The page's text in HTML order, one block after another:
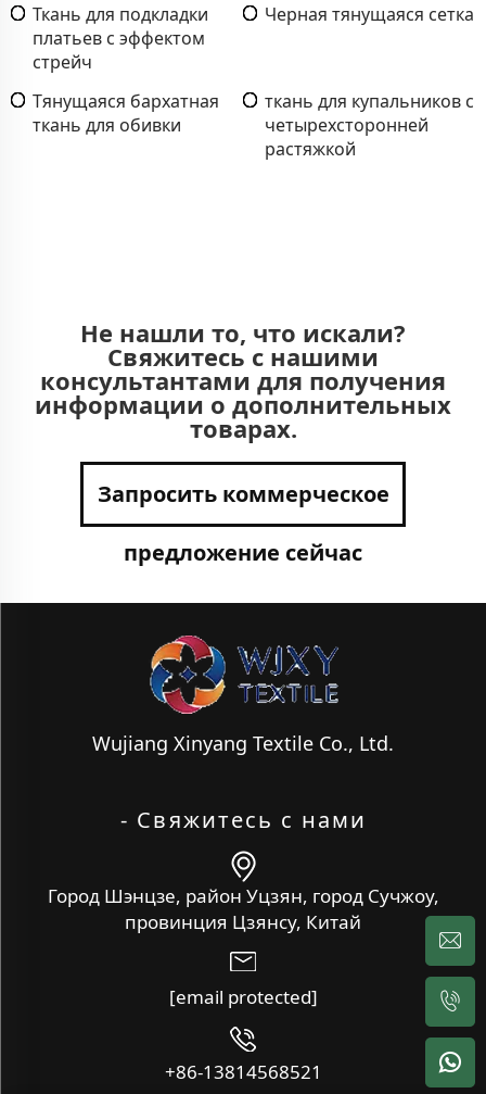
Ткань для подкладки
платьев с эффектом
стрейч
Черная тянущаяся сетка
Тянущаяся бархатная
ткань для обивки
ткань для купальников с
четырехсторонней
растяжкой
Не нашли то, что искали?
Свяжитесь с нашими
консультантами для получения
информации о дополнительных
товарах.
Запросить коммерческое
предложение сейчас
Wujiang Xinyang Textile Co., Ltd.
- Свяжитесь с нами
Город Шэнцзе, район Уцзян, город Сучжоу,
провинция Цзянсу, Китай
[email protected]
+86-13814568521